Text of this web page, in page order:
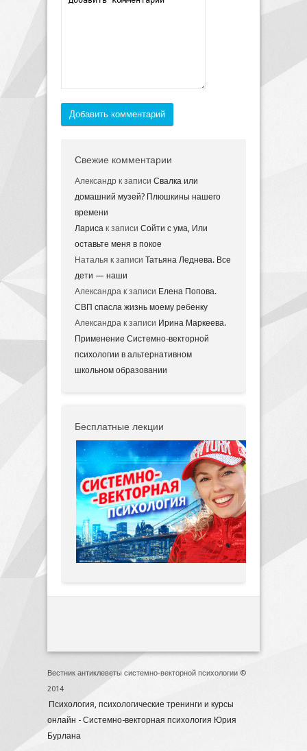
Добавить комментарий
Свежие комментарии
Александр к записи Свалка или
домашний музей? Плюшкины нашего
времени
Лариса к записи Сойти с ума, Или
оставьте меня в покое
Наталья к записи Татьяна Леднева. Все
дети — наши
Александра к записи Елена Попова.
СВП спасла жизнь моему ребенку
Александра к записи Ирина Маркеева.
Применение Системно-векторной
психологии в альтернативном
школьном образовании
Бесплатные лекции
Вестник антиклеветы системно-векторной психологии ©
2014
Психология, психологические тренинги и курсы
онлайн - Системно-векторная психология Юрия
Бурлана